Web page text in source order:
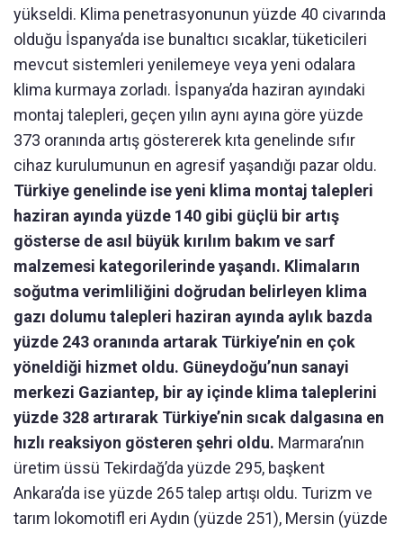
yükseldi. Klima penetrasyonunun yüzde 40 civarında
olduğu İspanya’da ise bunaltıcı sıcaklar, tüketicileri
mevcut sistemleri yenilemeye veya yeni odalara
klima kurmaya zorladı. İspanya’da haziran ayındaki
montaj talepleri, geçen yılın aynı ayına göre yüzde
373 oranında artış göstererek kıta genelinde sıfır
cihaz kurulumunun en agresif yaşandığı pazar oldu.
Türkiye genelinde ise yeni klima montaj talepleri
haziran ayında yüzde 140 gibi güçlü bir artış
gösterse de asıl büyük kırılım bakım ve sarf
malzemesi kategorilerinde yaşandı. Klimaların
soğutma verimliliğini doğrudan belirleyen klima
gazı dolumu talepleri haziran ayında aylık bazda
yüzde 243 oranında artarak Türkiye’nin en çok
yöneldiği hizmet oldu. Güneydoğu’nun sanayi
merkezi Gaziantep, bir ay içinde klima taleplerini
yüzde 328 artırarak Türkiye’nin sıcak dalgasına en
hızlı reaksiyon gösteren şehri oldu. Marmara’nın
üretim üssü Tekirdağ’da yüzde 295, başkent
Ankara’da ise yüzde 265 talep artışı oldu. Turizm ve
tarım lokomotifl eri Aydın (yüzde 251), Mersin (yüzde